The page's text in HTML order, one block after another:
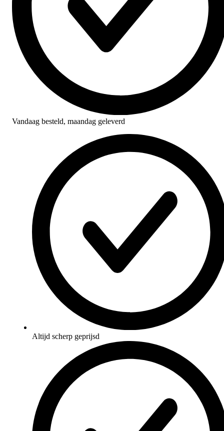
Vandaag besteld, maandag geleverd
Altijd scherp geprijsd